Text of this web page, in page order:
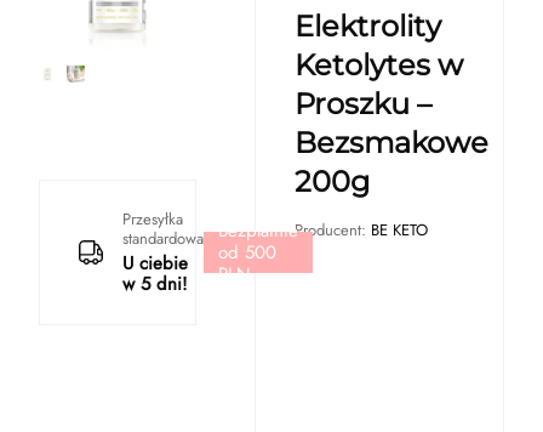
Przesyłka
standardowa
U ciebie
w 5 dni!
Bezpłatnie
od 500
PLN
Elektrolity
Ketolytes w
Proszku –
Bezsmakowe
200g
Producent: BE KETO